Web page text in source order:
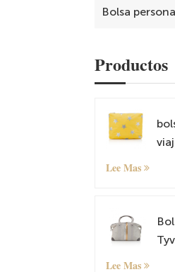
Bolsa
Productos
Lee Mas
Lee Mas